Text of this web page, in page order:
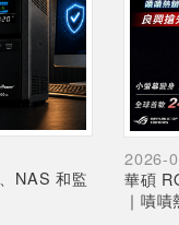
NAS 和監
2026-
華碩
｜嘖